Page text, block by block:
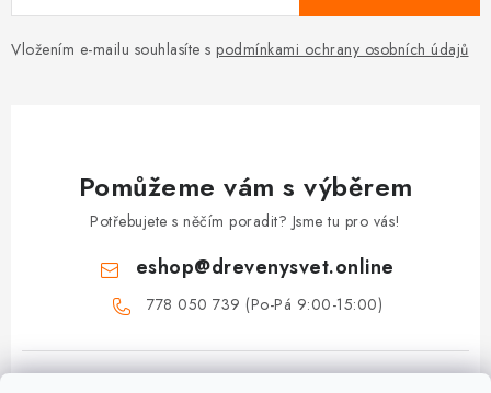
Vložením e-mailu souhlasíte s podmínkami ochrany osobních údajů
Pomůžeme vám s výběrem
Potřebujete s něčím poradit? Jsme tu pro vás!
eshop@drevenysvet.online
778 050 739 (Po-Pá 9:00-15:00)